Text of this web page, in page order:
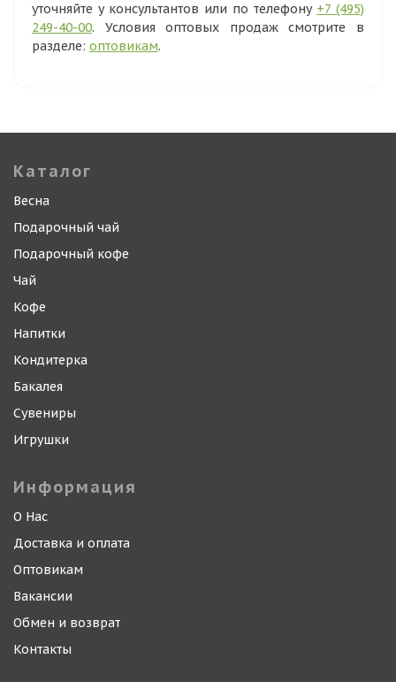
уточняйте у консультантов или по телефону +7 (495)
249-40-00. Условия оптовых продаж смотрите в
разделе: оптовикам.
Каталог
Весна
Подарочный чай
Подарочный кофе
Чай
Кофе
Напитки
Кондитерка
Бакалея
Сувениры
Игрушки
Информация
О Нас
Доставка и оплата
Оптовикам
Вакансии
Обмен и возврат
Контакты